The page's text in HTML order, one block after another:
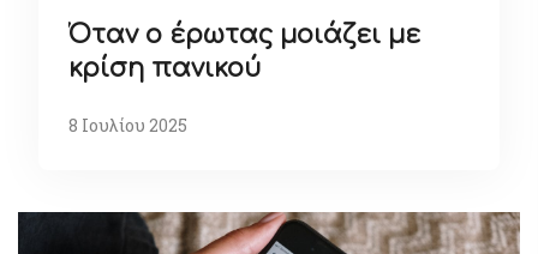
Όταν ο έρωτας μοιάζει με
κρίση πανικού
8 Ιουλίου 2025